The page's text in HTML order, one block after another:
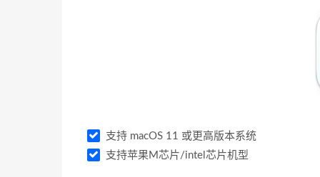
支持 macOS 11 或更高版本系统
支持苹果M芯片/intel芯片机型